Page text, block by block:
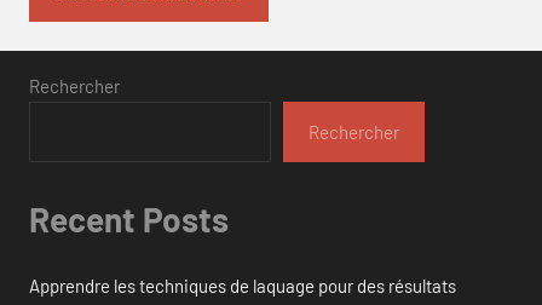
Rechercher
Rechercher
Recent Posts
Apprendre les techniques de laquage pour des résultats